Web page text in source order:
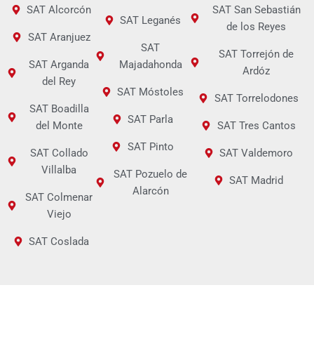
SAT Alcorcón
SAT Aranjuez
SAT Arganda
del Rey
SAT Boadilla
del Monte
SAT Collado
Villalba
SAT Colmenar
Viejo
SAT Coslada
SAT Leganés
SAT
Majadahonda
SAT Móstoles
SAT Parla
SAT Pinto
SAT Pozuelo de
Alarcón
SAT San Sebastián
de los Reyes
SAT Torrejón de
Ardóz
SAT Torrelodones
SAT Tres Cantos
SAT Valdemoro
SAT Madrid